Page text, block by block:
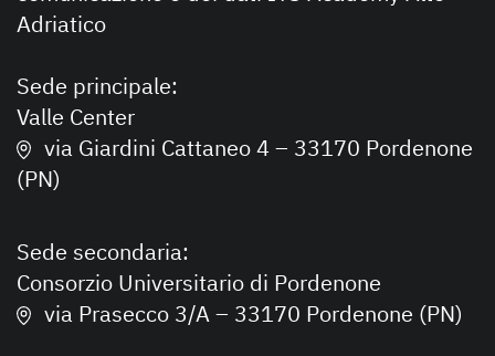
Adriatico
Sede principale:
Valle Center
via Giardini Cattaneo 4 – 33170 Pordenone
(PN)
Sede secondaria:
Consorzio Universitario di Pordenone
via Prasecco 3/A – 33170 Pordenone (PN)